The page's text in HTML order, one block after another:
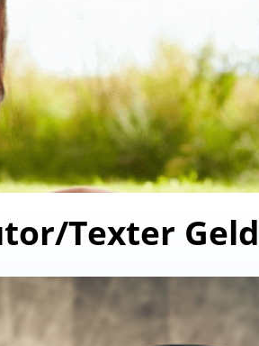
Texter